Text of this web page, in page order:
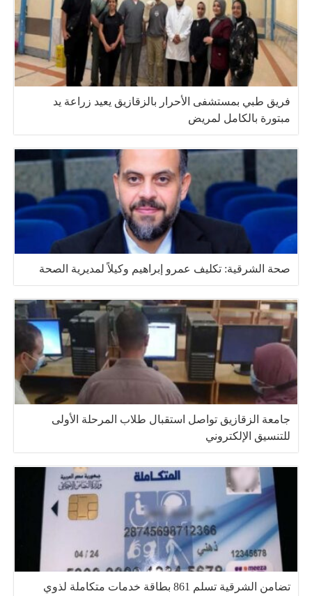
فريق طبي بمستشفى الأحرار بالزقازيق يعيد زراعة يد
مبتورة بالكامل لمريض
صحة الشرقية: تكليف عمرو إبراهيم وكيلاً لمديرية الصحة
جامعة الزقازيق تواصل استقبال طلاب المرحلة الأولى
للتنسيق الإلكتروني
تضامن الشرقية تسلم 861 بطاقة خدمات متكاملة لذوي